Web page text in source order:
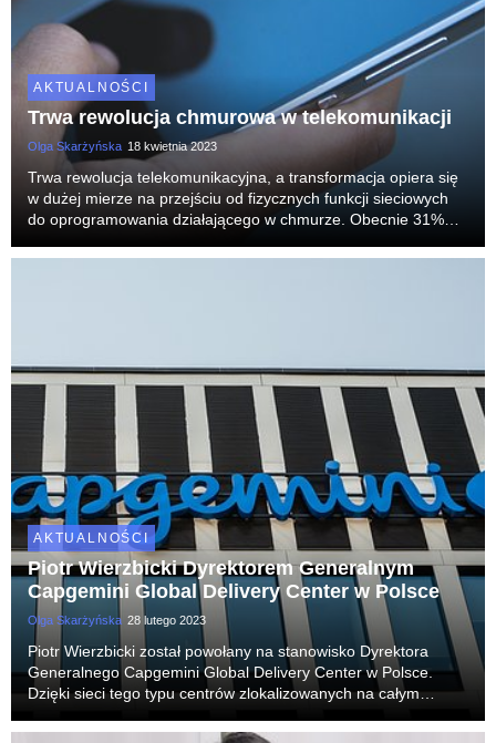
AKTUALNOŚCI
Trwa rewolucja chmurowa w telekomunikacji
Olga Skarżyńska 18 kwietnia 2023
Trwa rewolucja telekomunikacyjna, a transformacja opiera się
w dużej mierze na przejściu od fizycznych funkcji sieciowych
do oprogramowania działającego w chmurze. Obecnie 31%
a oczekuje się, że w ciągu najbli...
AKTUALNOŚCI
Piotr Wierzbicki Dyrektorem Generalnym
Capgemini Global Delivery Center w Polsce
Olga Skarżyńska 28 lutego 2023
Piotr Wierzbicki został powołany na stanowisko Dyrektora
Generalnego Capgemini Global Delivery Center w Polsce.
Dzięki sieci tego typu centrów zlokalizowanych na całym
transformacyjne dla międzynarodowych klientów w wi...